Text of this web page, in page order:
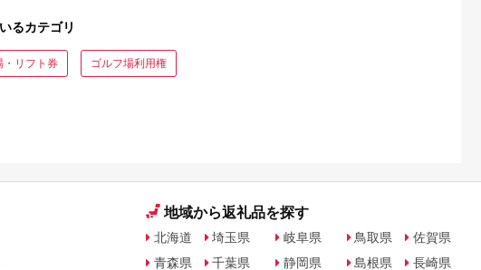
るカテゴリ
・リフト券 ゴルフ場利用権
地域から返礼品を探す
北海道
青森県
埼玉県
千葉県
岐阜県
静岡県
鳥取県
島根県
佐賀県
長崎県